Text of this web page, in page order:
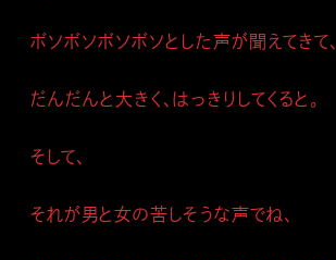
ボソボソボソボソとした声が聞えてきて、
だんだんと大きく、はっきりしてくると。
そして、
それが男と女の苦しそうな声でね、